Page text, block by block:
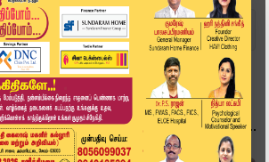
accident